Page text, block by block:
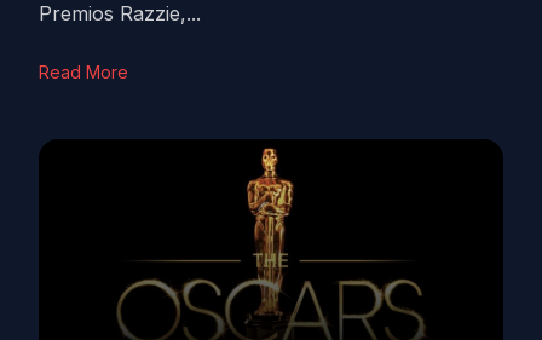
Premios Razzie,...
Read More